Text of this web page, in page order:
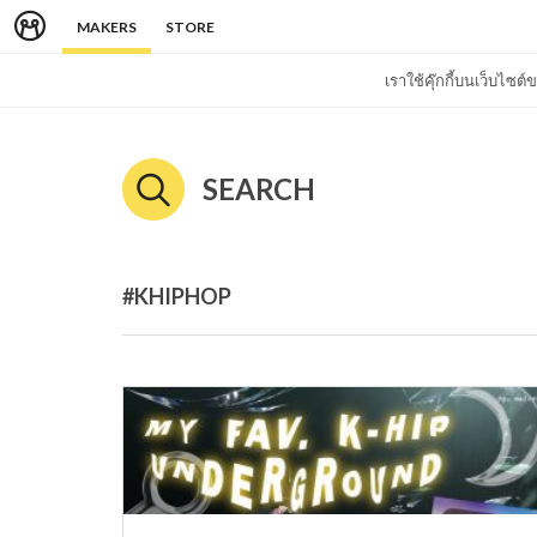
MAKERS STORE
เราใช้คุ๊กกี้บนเว็บไซ
SEARCH
#KHIPHOP